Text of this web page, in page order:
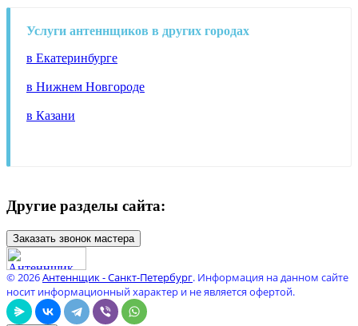
Услуги антеннщиков в других городах
в Екатеринбурге
в Нижнем Новгороде
в Казани
Другие разделы сайта:
Заказать звонок мастера
© 2026Антеннщик - Санкт-Петербург. Информация на данном сайте
носит информационный характер и не является офертой.